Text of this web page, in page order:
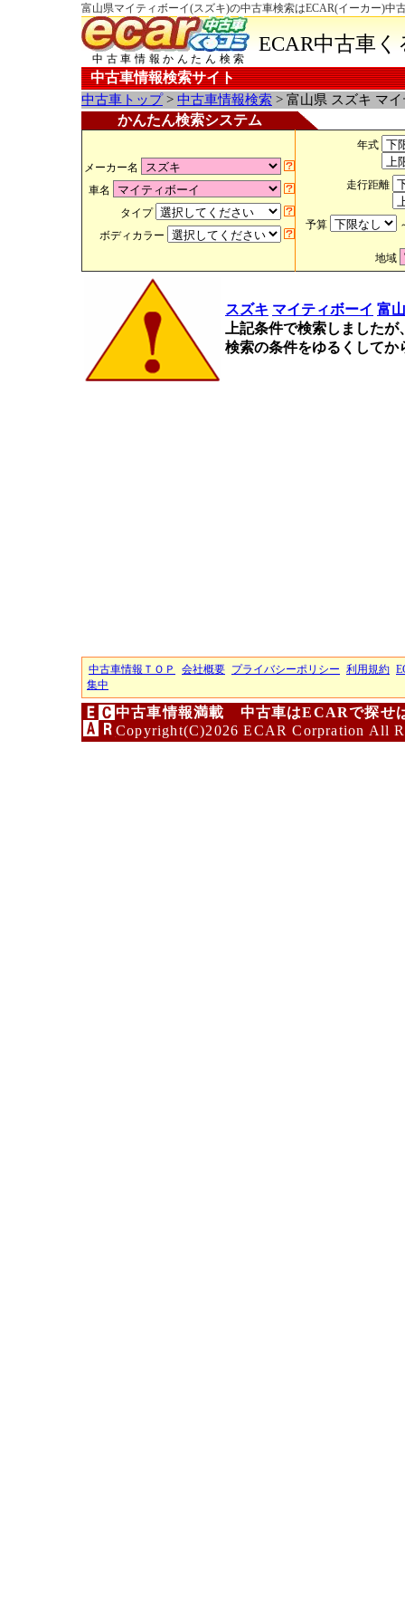
富山県マイティボーイ(スズキ)の中古車検索はECAR(イーカー)中
中古車情報かんたん検索
ECAR中古車
中古車情報検索サイト
中古車トップ> 中古車情報検索 > 富山県 スズキ マ
かんたん検索システム
メーカー名
車名
タイプ
ボディカラー
年式
走行距離
予算
地域
スズキ マイティボーイ 富
上記条件で検索しました
検索の条件をゆるくして
中古車情報ＴＯＰ 会社概要 プライバシーポリシー 利用規約
集中
中古車情報満載 中古車はECARで探せ
Copyright(C)2026 ECAR Corpration All